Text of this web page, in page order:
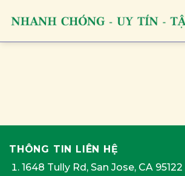
THÔNG TIN LIÊN HỆ
1648 Tully Rd, San Jose, CA 95122